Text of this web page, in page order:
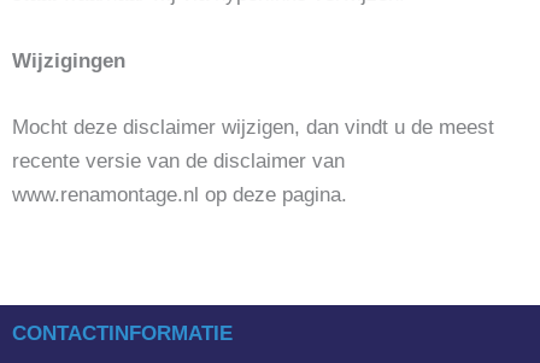
Wijzigingen
Mocht deze disclaimer wijzigen, dan vindt u de meest
recente versie van de disclaimer van
www.renamontage.nl op deze pagina.
CONTACTINFORMATIE